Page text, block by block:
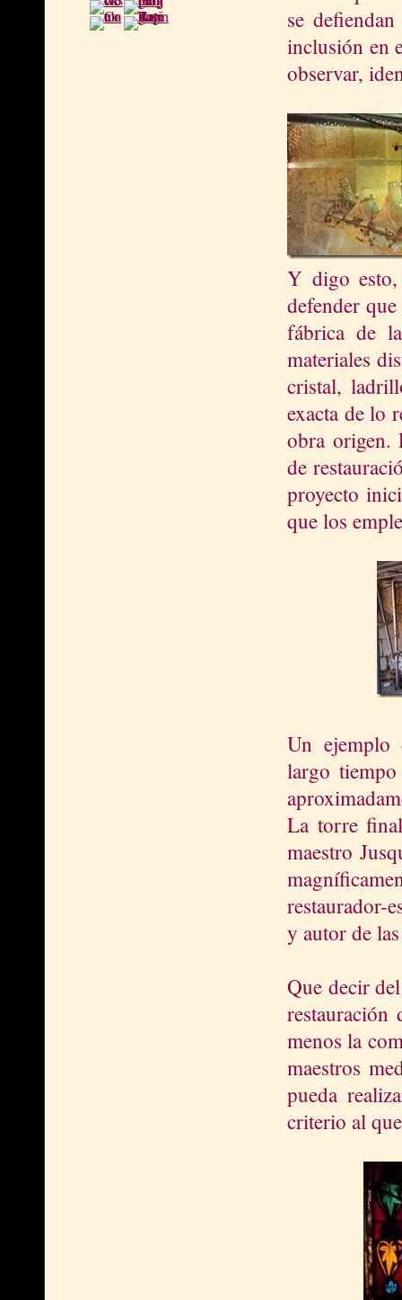
se
inclusión en
observar,
Y digo
defender
fábrica de
materiales
cristal,
exacta de lo
obra origen.
de
proyecto
que los
Un ejemplo
largo
La torre
maestro
restaurador-
y autor de
Que decir
restauración
menos la
maestros
pueda
criterio al